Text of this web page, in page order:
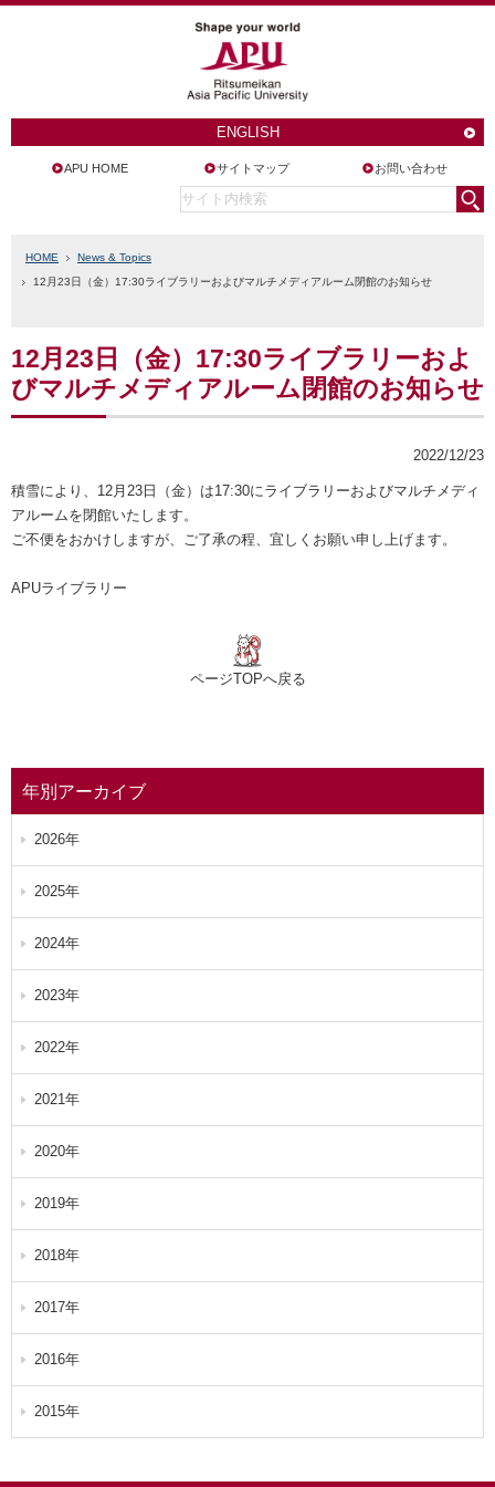
ENGLISH
APU HOME サイトマップ お問い合わせ
HOME
News & Topics
12月23日（金）17:30ライブラリーおよびマルチメディアルーム閉館のお知らせ
12月23日（金）17:30ライブラリーおよ
びマルチメディアルーム閉館のお知らせ
2022/12/23
積雪により、12月23日（金）は17:30にライブラリーおよびマルチメディ
アルームを閉館いたします。
ご不便をおかけしますが、ご了承の程、宜しくお願い申し上げます。
APUライブラリー
ページTOPへ戻る
年別アーカイブ
2026年
2025年
2024年
2023年
2022年
2021年
2020年
2019年
2018年
2017年
2016年
2015年